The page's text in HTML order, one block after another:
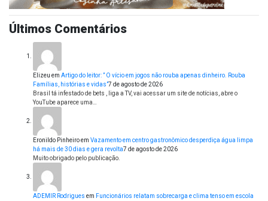
Últimos Comentários
Elizeu em Artigo do leitor: ” O vício em jogos não rouba apenas dinheiro. Rouba
Famílias, histórias e vidas”7 de agosto de 2026
Brasil tá infestado de bets , liga a TV, vai acessar um site de notícias, abre o
YouTube aparece uma…
Eronildo Pinheiroem Vazamento em centro gastronômico desperdiça água limpa
há mais de 30 dias e gera revolta7 de agosto de 2026
Muito obrigado pelo publicação.
ADEMIR Rodrigues em Funcionários relatam sobrecarga e clima tenso em escola